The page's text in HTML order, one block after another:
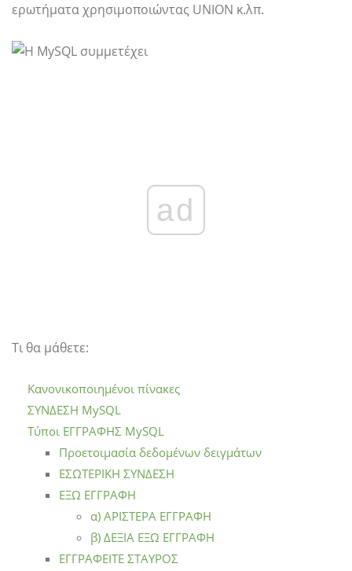
ερωτήματα χρησιμοποιώντας UNION κ.λπ.
ad
Τι θα μάθετε:
Κανονικοποιημένοι πίνακες
ΣΥΝΔΕΣΗ MySQL
Τύποι ΕΓΓΡΑΦΗΣ MySQL
Προετοιμασία δεδομένων δειγμάτων
ΕΣΩΤΕΡΙΚΗ ΣΥΝΔΕΣΗ
ΕΞΩ ΕΓΓΡΑΦΗ
α) ΑΡΙΣΤΕΡΑ ΕΓΓΡΑΦΗ
β) ΔΕΞΙΑ ΕΞΩ ΕΓΓΡΑΦΗ
ΕΓΓΡΑΦΕΙΤΕ ΣΤΑΥΡΟΣ